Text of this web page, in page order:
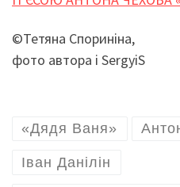
©Тетяна Спориніна,
фото автора і SergyiS
«Дядя Ваня»
Іван Данілін